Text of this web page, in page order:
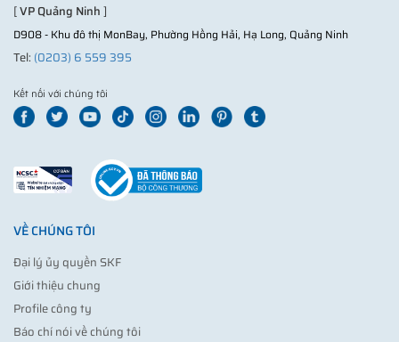
[VP Quảng Ninh]
D908 - Khu đô thị MonBay, Phường Hồng Hải, Hạ Long, Quảng Ninh
Tel: (0203) 6 559 395
Kết nối với chúng tôi
VỀ CHÚNG TÔI
Đại lý ủy quyền SKF
Giới thiệu chung
Profile công ty
Báo chí nói về chúng tôi